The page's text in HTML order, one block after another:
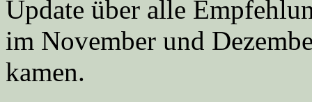
Update über alle
im November und
kamen.